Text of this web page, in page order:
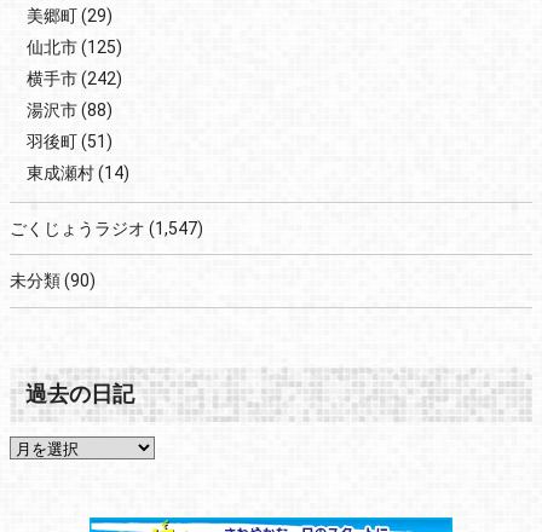
美郷町(29)
仙北市(125)
横手市(242)
湯沢市(88)
羽後町(51)
東成瀬村(14)
ごくじょうラジオ (1,547)
未分類(90)
過去の日記